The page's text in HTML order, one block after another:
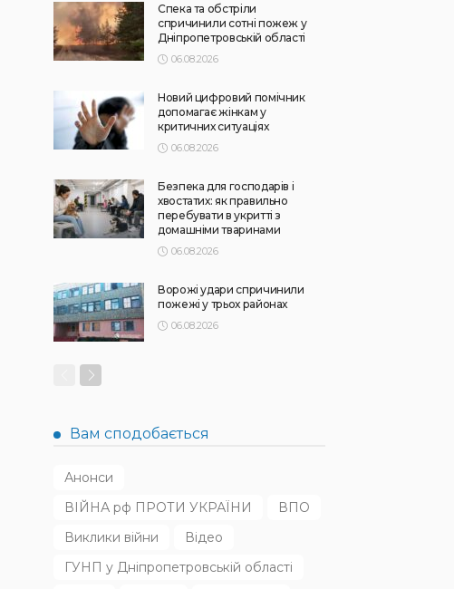
Спека та обстріли
спричинили сотні пожеж у
Дніпропетровській області
06.08.2026
Новий цифровий помічник
допомагає жінкам у
критичних ситуаціях
06.08.2026
Безпека для господарів і
хвостатих: як правильно
перебувати в укритті з
домашніми тваринами
06.08.2026
Ворожі удари спричинили
пожежі у трьох районах
06.08.2026
Вам сподобається
Анонси
ВІЙНА рф ПРОТИ УКРАЇНИ
ВПО
Виклики війни
Відео
ГУНП у Дніпропетровській області